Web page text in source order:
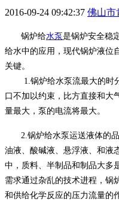
2016-09-24 09:42:37 佛山市
锅炉给水泵是锅炉安全稳
给水中的应用，现代锅炉液位
关键。
1.锅炉给水泵流最大的时
口不加以约束，比方直接和大
量最大，泵的电流将最大。
2.锅炉给水泵运送液体的
油液、酸碱液、悬浮液、和液
中，质料、半制品和制品大多
需求通过杂乱的技术进程，锅
和供给化学反应的压力流量的